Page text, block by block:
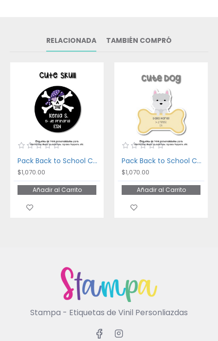
RELACIONADA TAMBIÉN COMPRÓ
Pack Back to School Cute Skull
$1,070.00
Añadir al Carrito
Pack Back to School Cute Dog
$1,070.00
Añadir al Carrito
Stampa - Etiquetas de Vinil Personliazdas